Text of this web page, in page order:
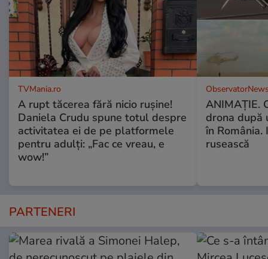
TVMania.ro
A rupt tăcerea fără nicio rușine!
Daniela Crudu spune totul despre
activitatea ei de pe platformele
pentru adulți: „Fac ce vreau, e
wow!”
ANIMAŢIE.
drona după
în România.
rusească
PARTENERI